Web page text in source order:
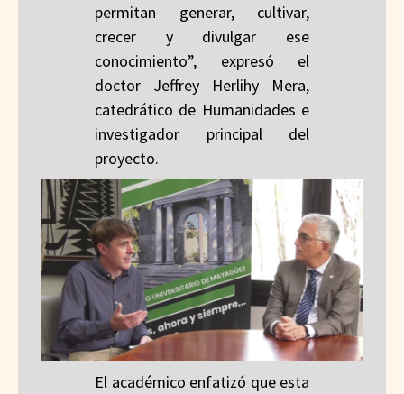
permitan generar, cultivar,
crecer y divulgar ese
conocimiento”, expresó el
doctor Jeffrey Herlihy Mera,
catedrático de Humanidades e
investigador principal del
proyecto.
El académico enfatizó que esta